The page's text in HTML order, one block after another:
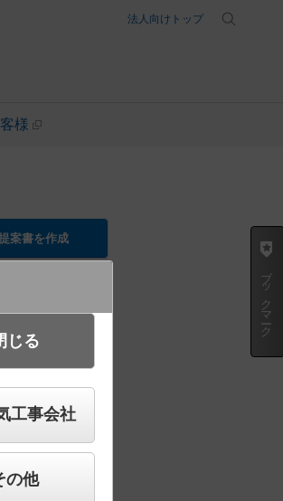
法人向けトップ
様
案書を作成
ト 高気密SB
湿型・防雨
ダイクール電
ブックマーク
工事会社
の他
じる